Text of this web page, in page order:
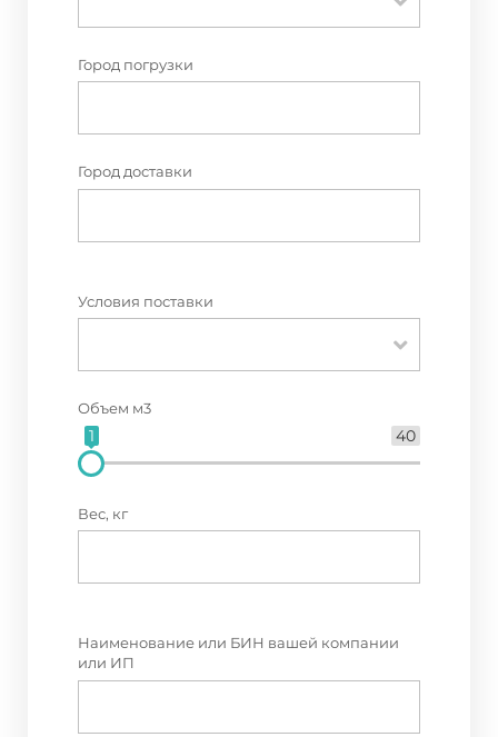
Город погрузки
Город доставки
Условия поставки
Объем м3
40
1
Вес, кг
Наименование или БИН вашей компании
или ИП